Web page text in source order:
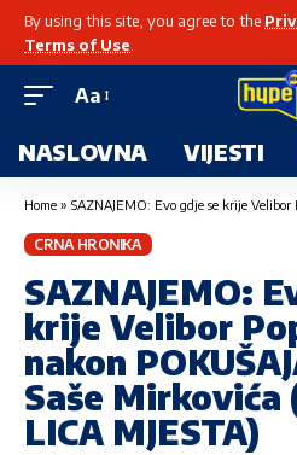
By using this site, you agree to the
Terms of Use
Aa
NASLOVNA VIJESTI
Home » SAZNAJEMO: Evo gdje se krije Velibor Popović Pop nakon
CRNA HRONIKA
SAZNAJEMO:
krije Velibor
nakon
Saše Mirkovića
LICA MJESTA)